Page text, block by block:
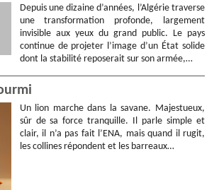
Depuis une dizaine d’années, l’Algérie traverse
une transformation profonde, largement
invisible aux yeux du grand public. Le pays
continue de projeter l’image d’un État solide
dont la stabilité reposerait sur son armée,…
Un lion marche dans la savane. Majestueux,
sûr de sa force tranquille. Il parle simple et
clair, il n’a pas fait l’ENA, mais quand il rugit,
les collines répondent et les barreaux…